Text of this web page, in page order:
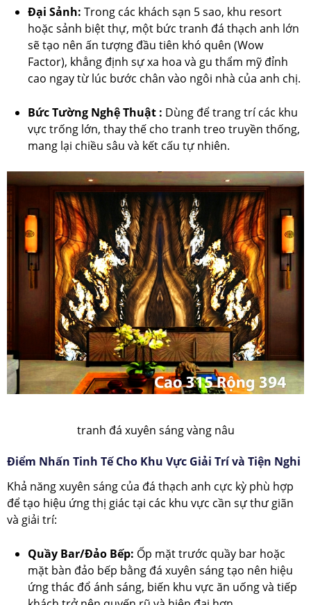
Đại Sảnh: Trong các khách sạn 5 sao, khu resort
hoặc sảnh biệt thự, một bức tranh đá thạch anh lớn
sẽ tạo nên ấn tượng đầu tiên khó quên (Wow
Factor), khẳng định sự xa hoa và gu thẩm mỹ đỉnh
cao ngay từ lúc bước chân vào ngôi nhà của anh chị.
Bức Tường Nghệ Thuật : Dùng để trang trí các khu
vực trống lớn, thay thế cho tranh treo truyền thống,
mang lại chiều sâu và kết cấu tự nhiên.
tranh đá xuyên sáng vàng nâu
Điểm Nhấn Tinh Tế Cho Khu Vực Giải Trí và Tiện Nghi
Khả năng xuyên sáng của đá thạch anh cực kỳ phù hợp
để tạo hiệu ứng thị giác tại các khu vực cần sự thư giãn
và giải trí:
Quầy Bar/Đảo Bếp: Ốp mặt trước quầy bar hoặc
mặt bàn đảo bếp bằng đá xuyên sáng tạo nên hiệu
ứng thác đổ ánh sáng, biến khu vực ăn uống và tiếp